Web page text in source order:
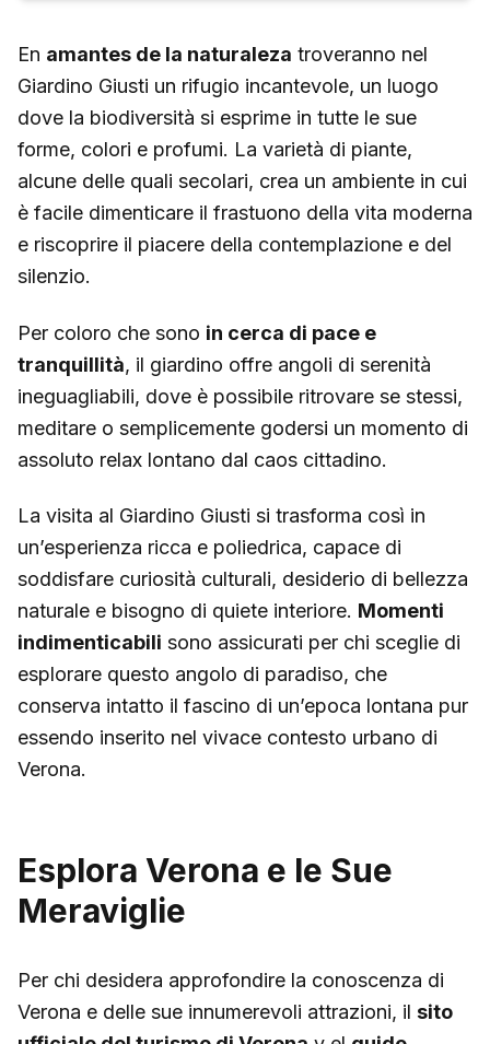
En amantes de la naturaleza troveranno nel
Giardino Giusti un rifugio incantevole, un luogo
dove la biodiversità si esprime in tutte le sue
forme, colori e profumi. La varietà di piante,
alcune delle quali secolari, crea un ambiente in cui
è facile dimenticare il frastuono della vita moderna
e riscoprire il piacere della contemplazione e del
silenzio.
Per coloro che sono in cerca di pace e
tranquillità, il giardino offre angoli di serenità
ineguagliabili, dove è possibile ritrovare se stessi,
meditare o semplicemente godersi un momento di
assoluto relax lontano dal caos cittadino.
La visita al Giardino Giusti si trasforma così in
un’esperienza ricca e poliedrica, capace di
soddisfare curiosità culturali, desiderio di bellezza
naturale e bisogno di quiete interiore. Momenti
indimenticabili sono assicurati per chi sceglie di
esplorare questo angolo di paradiso, che
conserva intatto il fascino di un’epoca lontana pur
essendo inserito nel vivace contesto urbano di
Verona.
Esplora Verona e le Sue
Meraviglie
Per chi desidera approfondire la conoscenza di
Verona e delle sue innumerevoli attrazioni, il sito